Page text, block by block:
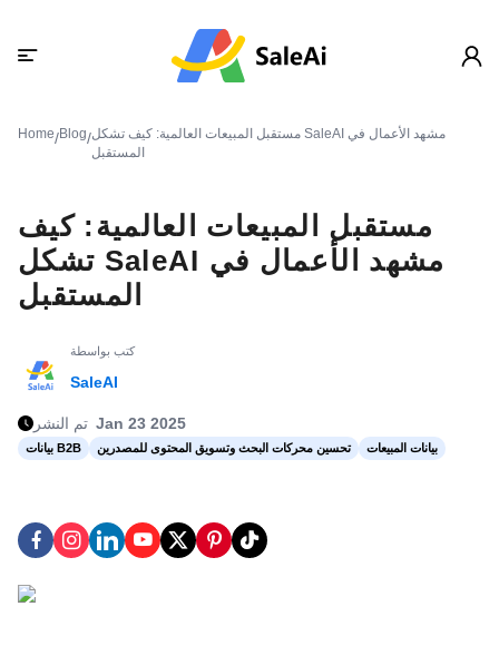
Home/Blog/مستقبل المبيعات العالمية: كيف تشكل SaleAI مشهد الأعمال في
المستقبل
مستقبل المبيعات العالمية: كيف
تشكل SaleAI مشهد الأعمال في
المستقبل
كتب بواسطة
SaleAI
تم النشر Jan 23 2025
بيانات B2B تحسين محركات البحث وتسويق المحتوى للمصدرين بيانات المبيعات